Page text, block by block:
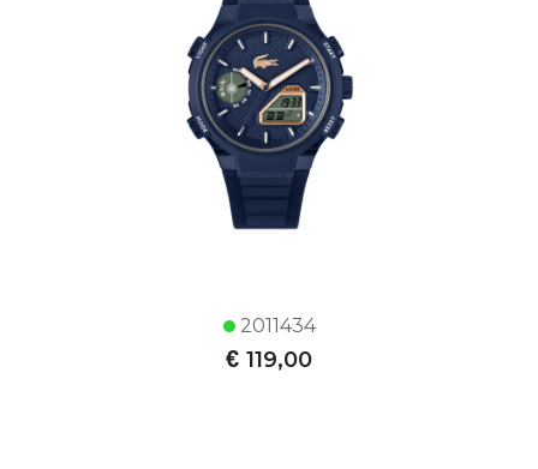
2011434
€ 119,00